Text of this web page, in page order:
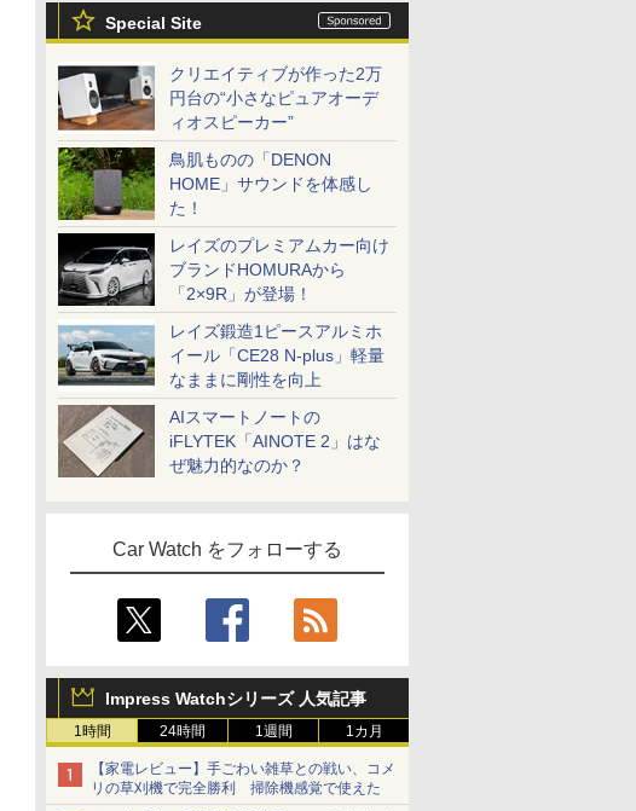
Special Site
クリエイティブが作った2万
円台の“小さなピュアオーデ
ィオスピーカー”
鳥肌ものの「DENON
HOME」サウンドを体感し
た！
レイズのプレミアムカー向け
ブランドHOMURAから
「2×9R」が登場！
レイズ鍛造1ピースアルミホ
イール「CE28 N-plus」軽量
なままに剛性を向上
AIスマートノートの
iFLYTEK「AINOTE 2」はな
ぜ魅力的なのか？
Car Watch をフォローする
Impress Watchシリーズ 人気記事
1時間 24時間 1週間 1カ月
【家電レビュー】手ごわい雑草との戦い、コメ
リの草刈機で完全勝利 掃除機感覚で使えた